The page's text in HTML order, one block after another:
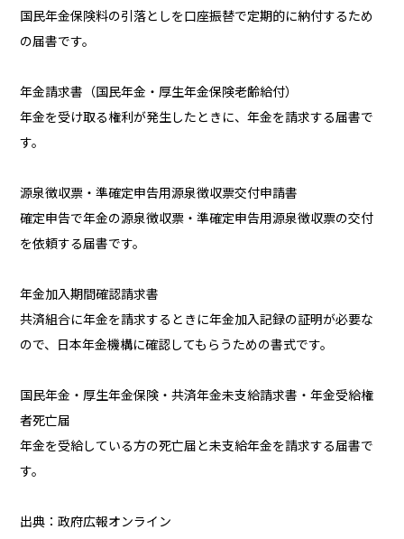
国民年金保険料の引落としを口座振替で定期的に納付するため
の届書です。
年金請求書（国民年金・厚生年金保険老齢給付）
年金を受け取る権利が発生したときに、年金を請求する届書で
す。
源泉徴収票・準確定申告用源泉徴収票交付申請書
確定申告で年金の源泉徴収票・準確定申告用源泉徴収票の交付
を依頼する届書です。
年金加入期間確認請求書
共済組合に年金を請求するときに年金加入記録の証明が必要な
ので、日本年金機構に確認してもらうための書式です。
国民年金・厚生年金保険・共済年金未支給請求書・年金受給権
者死亡届
年金を受給している方の死亡届と未支給年金を請求する届書で
す。
出典：政府広報オンライン